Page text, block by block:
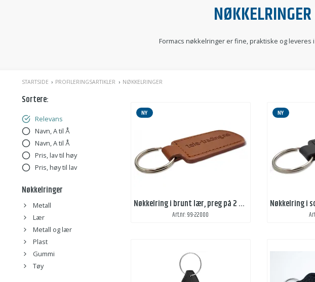
Formacs nøkkelringer er fine, praktiske og
STARTSIDE PROFILERINGSARTIKLER NØKKELRINGER
Sortere:
Relevans
Navn, A til Å
Navn, A til Å
Pris, lav til høy
Pris, høy til lav
Nøkkelringer
Metall
Lær
Metall og lær
Plast
Gummi
Tøy
NY
Nøkkelring i brunt lær, preg på 2 sider
Art.nr: 99-22000
NY